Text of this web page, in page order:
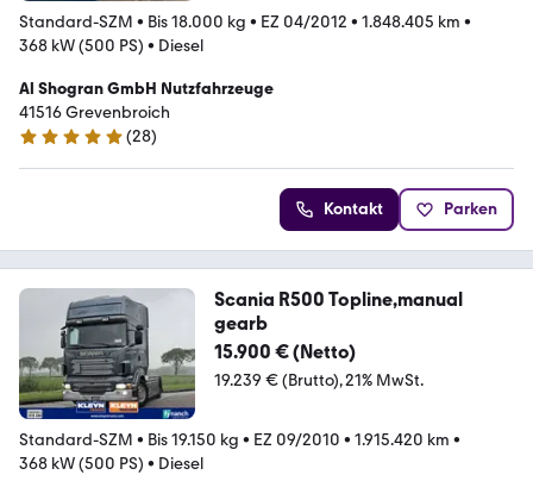
Standard-SZM • Bis 18.000 kg • EZ 04/2012 • 1.848.405 km •
368 kW (500 PS) • Diesel
Al Shogran GmbH Nutzfahrzeuge
41516 Grevenbroich
5 Sterne
(28)
Kontakt Parken
Scania R500 Topline,manual
gearb
15.900 € (Netto)
19.239 € (Brutto) 21% MwSt.
Standard-SZM • Bis 19.150 kg • EZ 09/2010 • 1.915.420 km •
368 kW (500 PS) • Diesel